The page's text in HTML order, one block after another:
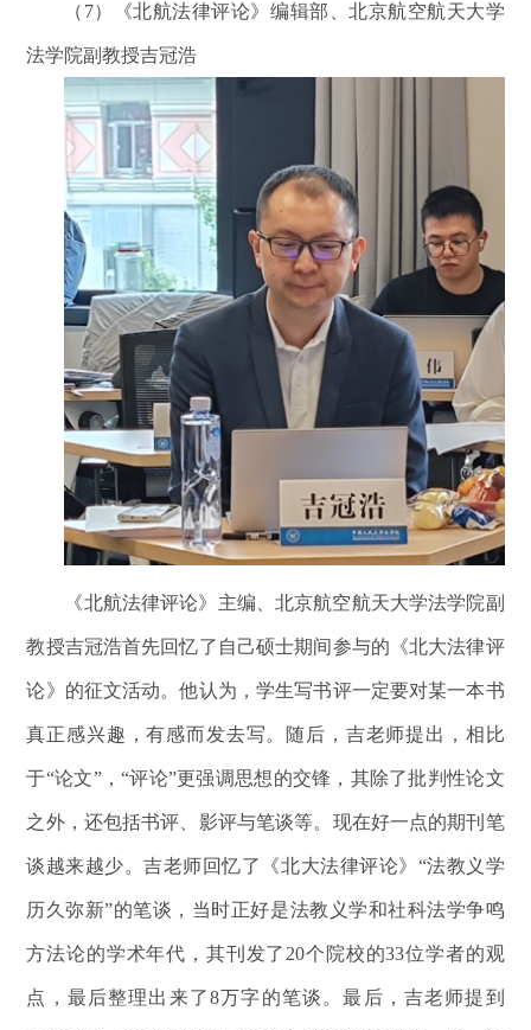
（7）《北航法律评论》编辑部、北京航空航天大学
法学院副教授吉冠浩
《北航法律评论》主编、北京航空航天大学法学院副
教授吉冠浩首先回忆了自己硕士期间参与的《北大法律评
论》的征文活动。他认为，学生写书评一定要对某一本书
真正感兴趣，有感而发去写。随后，吉老师提出，相比
于“论文”，“评论”更强调思想的交锋，其除了批判性论文
之外，还包括书评、影评与笔谈等。现在好一点的期刊笔
谈越来越少。吉老师回忆了《北大法律评论》“法教义学
历久弥新”的笔谈，当时正好是法教义学和社科法学争鸣
方法论的学术年代，其刊发了20个院校的33位学者的观
点，最后整理出来了8万字的笔谈。最后，吉老师提到